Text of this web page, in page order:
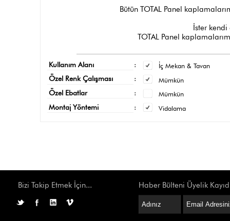
Bütün TOTAL Panel
İster
TOTAL Panel
Kullanım Alanı :
İç Mekan & Tavan
Özel Renk Çalışması
:
Mümkün
Özel Ebatlar
:
Mümkün
Montaj Yöntemi
: Vidalama
Bizi Takip Etmek İçin... Haber Bülteni Üyelik